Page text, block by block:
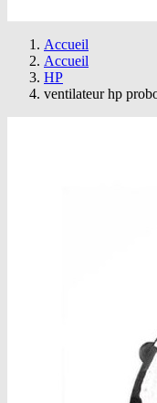
Accueil
Accueil
HP
ventilateur hp